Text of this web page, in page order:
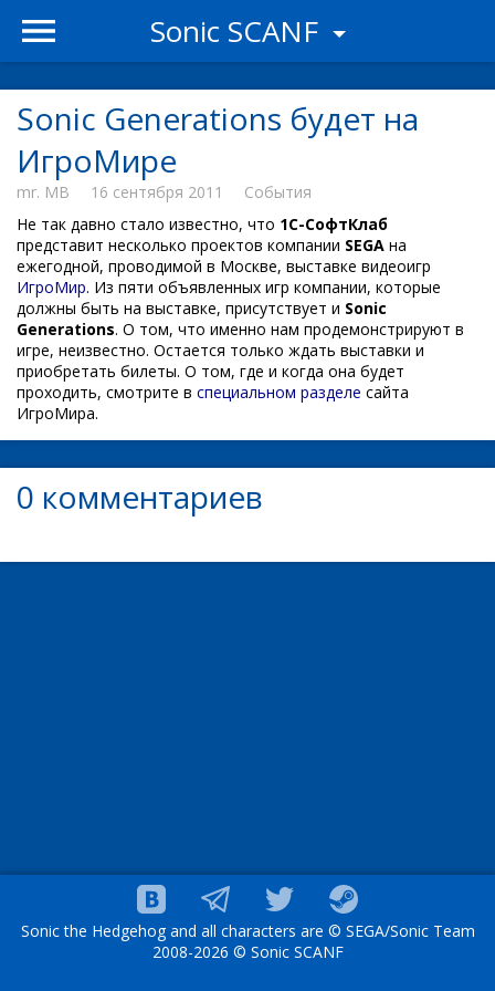
Sonic SCANF
Sonic Generations будет на
ИгроМире
mr. MB 16 сентября 2011
События
Не так давно стало известно, что 1С-СофтКлаб
представит несколько проектов компании SEGA на
ежегодной, проводимой в Москве, выставке видеоигр
ИгроМир. Из пяти объявленных игр компании, которые
должны быть на выставке, присутствует и Sonic
Generations. О том, что именно нам продемонстрируют в
игре, неизвестно. Остается только ждать выставки и
приобретать билеты. О том, где и когда она будет
проходить, смотрите в специальном разделе сайта
ИгроМира.
0 комментариев
Sonic the Hedgehog and all characters are © SEGA/Sonic Team
2008-2026 © Sonic SCANF